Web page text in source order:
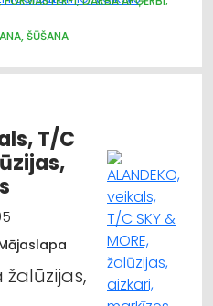
ŠŪŠANA
T/C